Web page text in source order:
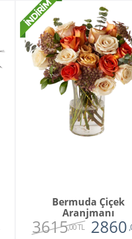
Bermuda Çiçek
Aranjmanı
3615,00 TL 2860